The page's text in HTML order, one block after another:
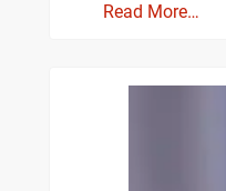
Read More…